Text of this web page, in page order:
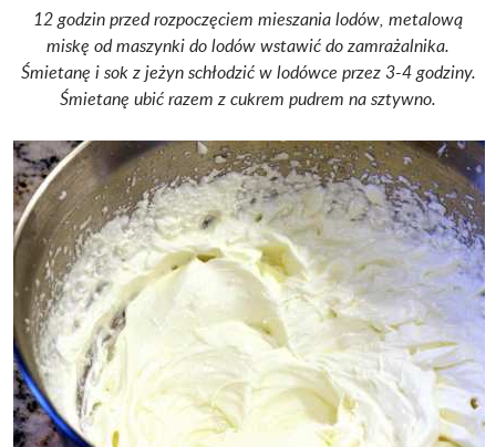
12 godzin przed rozpoczęciem mieszania lodów, metalową
miskę od maszynki do lodów wstawić do zamrażalnika.
Śmietanę i sok z jeżyn schłodzić w lodówce przez 3-4 godziny.
Śmietanę ubić razem z cukrem pudrem na sztywno.